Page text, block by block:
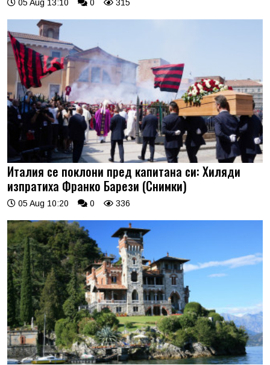
05 Aug 13:10 0 315
Италия се поклони пред капитана си: Хиляди
изпратиха Франко Барези (Снимки)
05 Aug 10:20 0 336